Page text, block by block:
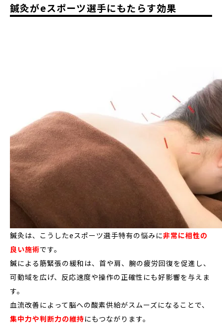
鍼灸がeスポーツ選手にもたらす効果
鍼灸は、こうしたeスポーツ選手特有の悩みに非常に相性の
良い施術です。
鍼による筋緊張の緩和は、首や肩、腕の疲労回復を促進し、
可動域を広げ、反応速度や操作の正確性にも好影響を与えま
す。
血流改善によって脳への酸素供給がスムーズになることで、
集中力や判断力の維持にもつながります。